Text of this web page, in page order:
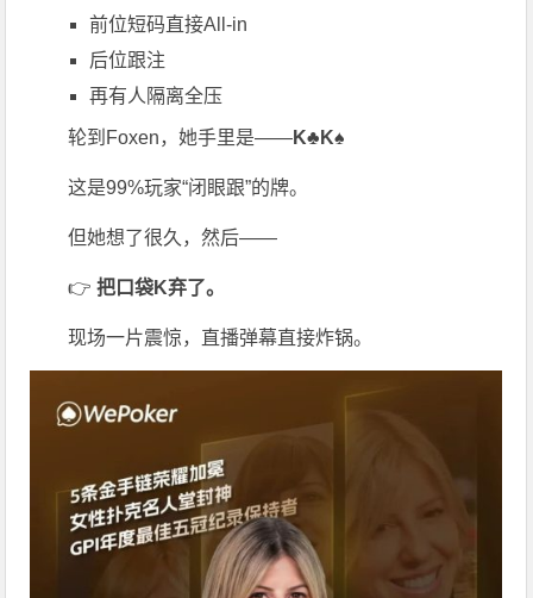
前位短码直接All-in
后位跟注
再有人隔离全压
轮到Foxen，她手里是——K♣K♠
这是99%玩家“闭眼跟”的牌。
但她想了很久，然后——
👉把口袋K弃了。
现场一片震惊，直播弹幕直接炸锅。